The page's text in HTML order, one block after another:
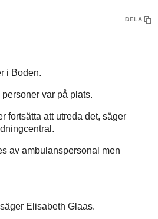
DELA
i Boden.
var på plats.
fortsätta att utreda det, säger
av ambulanspersonal men
Elisabeth Glaas.